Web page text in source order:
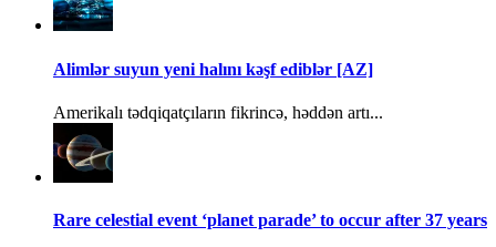
Alimlər suyun yeni halını kəşf ediblər [AZ]
Amerikalı tədqiqatçıların fikrincə, həddən artı...
Rare celestial event ‘planet parade’ to occur after 37 years